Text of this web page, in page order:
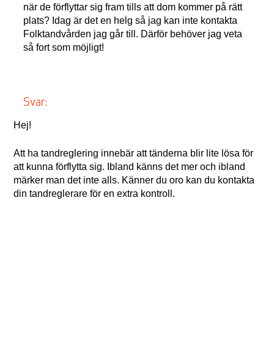
när de förflyttar sig fram tills att dom kommer på rätt
plats? Idag är det en helg så jag kan inte kontakta
Folktandvården jag går till. Därför behöver jag veta
så fort som möjligt!
Svar:
Hej!
Att ha tandreglering innebär att tänderna blir lite lösa för
att kunna förflytta sig. Ibland känns det mer och ibland
märker man det inte alls. Känner du oro kan du kontakta
din tandreglerare för en extra kontroll.